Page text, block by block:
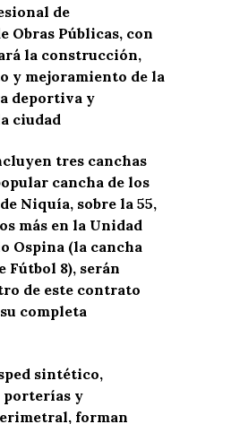
de
Obras Públicas, con
la construcción,
y mejoramiento de la
deportiva y
ciudad
tres canchas
cancha de los
Niquía, sobre la 55,
más en la Unidad
Ospina (la cancha
Fútbol 8), serán
de este contrato
completa
sintético,
porterías y
forman